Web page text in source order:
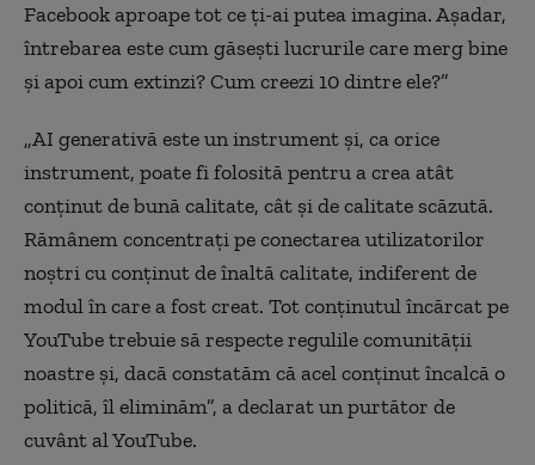
Facebook aproape tot ce ți-ai putea imagina. Așadar,
întrebarea este cum găsești lucrurile care merg bine
și apoi cum extinzi? Cum creezi 10 dintre ele?”
„AI generativă este un instrument și, ca orice
instrument, poate fi folosită pentru a crea atât
conținut de bună calitate, cât și de calitate scăzută.
Rămânem concentrați pe conectarea utilizatorilor
noștri cu conținut de înaltă calitate, indiferent de
modul în care a fost creat. Tot conținutul încărcat pe
YouTube trebuie să respecte regulile comunității
noastre și, dacă constatăm că acel conținut încalcă o
politică, îl eliminăm”, a declarat un purtător de
cuvânt al YouTube.